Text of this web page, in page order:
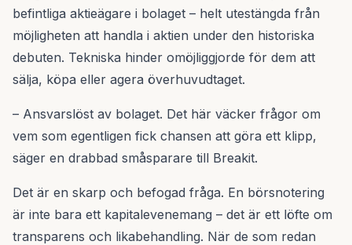
befintliga aktieägare i bolaget – helt utestängda från
möjligheten att handla i aktien under den historiska
debuten. Tekniska hinder omöjliggjorde för dem att
sälja, köpa eller agera överhuvudtaget.
– Ansvarslöst av bolaget. Det här väcker frågor om
vem som egentligen fick chansen att göra ett klipp,
säger en drabbad småsparare till Breakit.
Det är en skarp och befogad fråga. En börsnotering
är inte bara ett kapitalevenemang – det är ett löfte om
transparens och likabehandling. När de som redan